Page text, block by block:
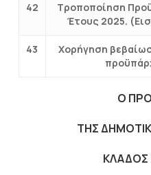
42
Τροποποίηση
Έτους 2025.
43
Χορήγηση
Ο
ΤΗΣ
ΚΛΑΔΟΣ